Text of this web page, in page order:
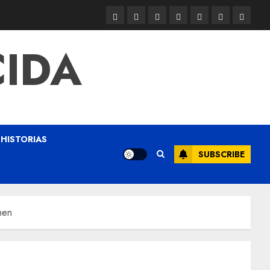
HISTORIAS
SUBSCRIBE